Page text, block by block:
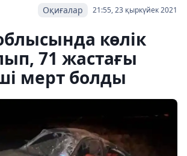
21:55, 23 қыркүйек 2021
Оқиғалар
көлік
71 жастағы
мерт болды